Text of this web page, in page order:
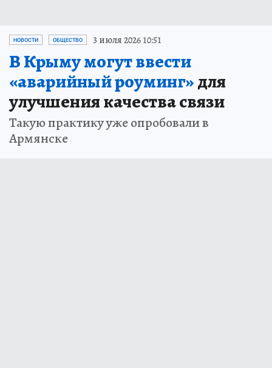
НОВОСТИ ОБЩЕСТВО 3 июля 2026 10:51
В Крыму могут ввести
«аварийный роуминг»для
улучшения качества связи
Такую практику уже опробовали в
Армянске